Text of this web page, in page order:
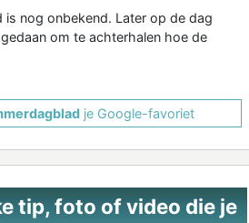
is nog onbekend. Later op de dag
om te achterhalen hoe de
je Google-favoriet
tip, foto of video die je